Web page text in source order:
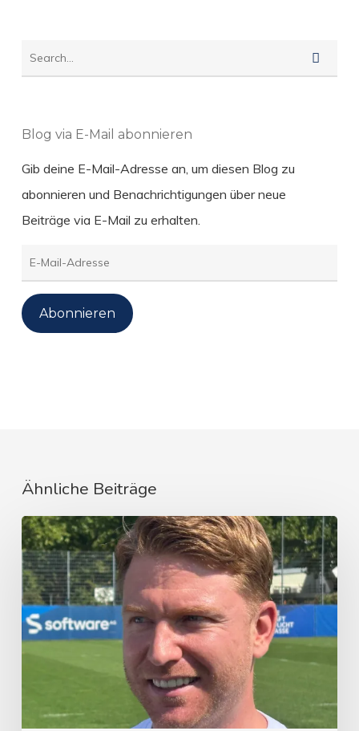
Blog via E-Mail abonnieren
Gib deine E-Mail-Adresse an, um diesen Blog zu
abonnieren und Benachrichtigungen über neue
Beiträge via E-Mail zu erhalten.
E-
Mail-
Adresse
Abonnieren
Ähnliche Beiträge